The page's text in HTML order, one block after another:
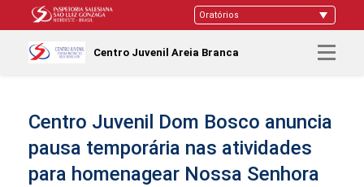
Centro Juvenil Areia Branca
Centro Juvenil Dom Bosco anuncia
pausa temporária nas atividades
para homenagear Nossa Senhora